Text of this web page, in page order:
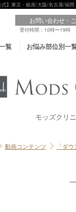
】東京・銀座/大阪/名古屋/福岡
お問い合わせ・
受付時間：10時〜19時
覧 お悩み部位別一
モッズクリ
動画コンテンツ 「ダ